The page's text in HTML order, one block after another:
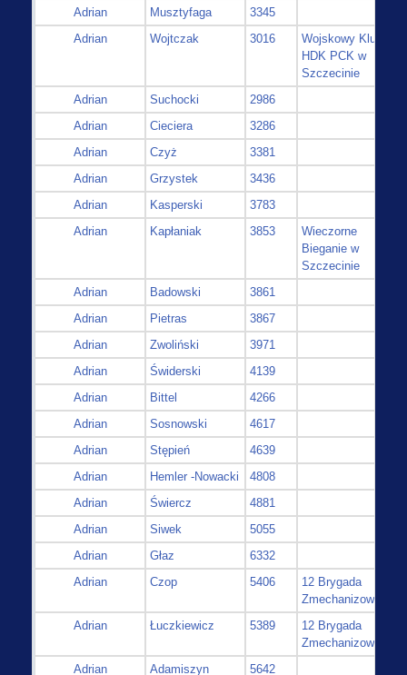
Adrian
Musztyfaga
3345
Adrian
Wojtczak 3016
Wojskowy Klub
HDK PCK w
Szczecinie
Adrian
Suchocki
2986
Adrian
Cieciera
3286
Adrian
Czyż
3381
Adrian
Grzystek
3436
Adrian
Kasperski
3783
Adrian
Kapłaniak 3853
Wieczorne
Bieganie w
Szczecinie
Adrian
Badowski
3861
Adrian
Pietras
3867
Adrian
Zwoliński
3971
Adrian
Świderski
4139
Adrian
Bittel
4266
Adrian
Sosnowski
4617
Adrian
Stępień
4639
Adrian
Hemler -Nowacki
4808
Adrian
Świercz
4881
Adrian
Siwek
5055
Adrian
Głaz
6332
Adrian
Czop 5406
12 Brygada
Zmechanizowana
Adrian
Łuczkiewicz 5389
12 Brygada
Zmechanizowana
Adrian
Adamiszyn 5642